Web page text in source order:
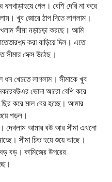
গেল। বেশি দেরি না করে
খুব জোরে ঠাপ দিতে লাগলাম।
সীমা নড়াচড়া করছে। আমি
করা বাড়িয়ে দিল। এতে
সীমার সেক্স উঠেছ।
খেচতে লাগলাম। সীমাকে খুব
ভোদা আরো বেশি করে
করে মাল বের হচ্ছে। আমার
পড়ল।
দেখলাম আমার বউ আর সীমা এখনো
সীমা চিত হয়ে শুয়ে আছে।
বড়। কামিজের উপরের